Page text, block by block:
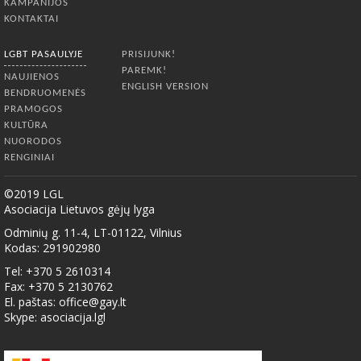
KAMPANIJOS
KONTAKTAI
LGBT PASAULYJE
NAUJIENOS
BENDRUOMENĖS
PRAMOGOS
KULTŪRA
NUORODOS
RENGINIAI
PRISIJUNK!
PAREMK!
ENGLISH VERSION
©2019 LGL
Asociacija Lietuvos gėjų lyga
Odminių g. 11-4, LT-01122, Vilnius
Kodas: 291902980
Tel: +370 5 2610314
Fax: +370 5 2130762
El. paštas: office@gay.lt
Skype: asociacija.lgl